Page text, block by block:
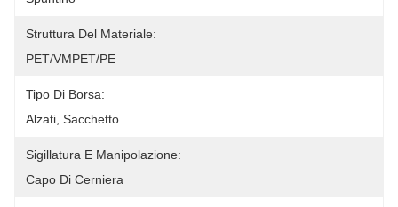
Struttura Del Materiale:
PET/VMPET/PE
Tipo Di Borsa:
Alzati, Sacchetto.
Sigillatura E Manipolazione:
Capo Di Cerniera